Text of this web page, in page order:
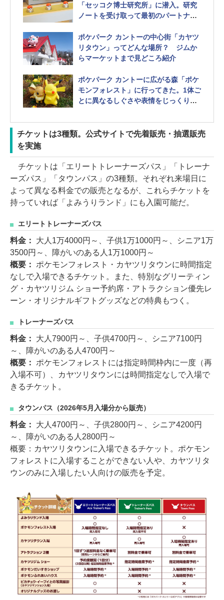
「セッコク博士研究所」に潜入。研究
ノートを受け取って最初のパートナー
ポケパーク カントーの中心街「カヤツ
リタウン」ってどんな場所？ ジムか
らマーケットまで見どころ紹介
ポケパーク カントーに広がる森「ポケ
モンフォレスト」に行ってきた。1体ご
とに異なるしぐさや表情をじっくり観
チケットは3種類。公式サイトで先着販売・抽選販売
を実施
チケットは「エリートトレーナーズパス」「トレーナ
ーズパス」「タウンパス」の3種類。それぞれ来場日に
よって異なる料金での販売となるが、これらチケットを
持っていれば「よみうりランド」にも入園可能だ。
エリートトレーナーズパス
料金： 大人1万4000円～、子供1万1000円～、シニア1万
3500円～、障がいのある人1万1000円～
概要： ポケモンフォレスト・カヤツリタウンに時間指定
なしで入場できるチケット。また、特別なグリーティン
グ・カヤツリジム ショー予約席・アトラクション優先レ
ーン・オリジナルギフトグッズなどの特典もつく。
トレーナーズパス
料金： 大人7900円～、子供4700円～、シニア7100円
～、障がいのある人4700円～
概要： ポケモンフォレストには指定時間枠内に一度（再
入場不可）、カヤツリタウンには時間指定なしで入場で
きるチケット。
タウンパス（2026年5月入場分から販売）
料金： 大人4700円～、子供2800円～、シニア4200円
～、障がいのある人2800円～
概要：カヤツリタウンに入場できるチケット。ポケモン
フォレストに入場することができない人や、カヤツリタ
ウンのみに入場したい人向けの販売を予定。